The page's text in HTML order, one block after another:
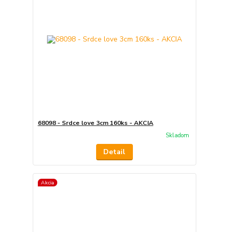
68098 - Srdce love 3cm 160ks - AKCIA
Skladom
Detail
Akcia